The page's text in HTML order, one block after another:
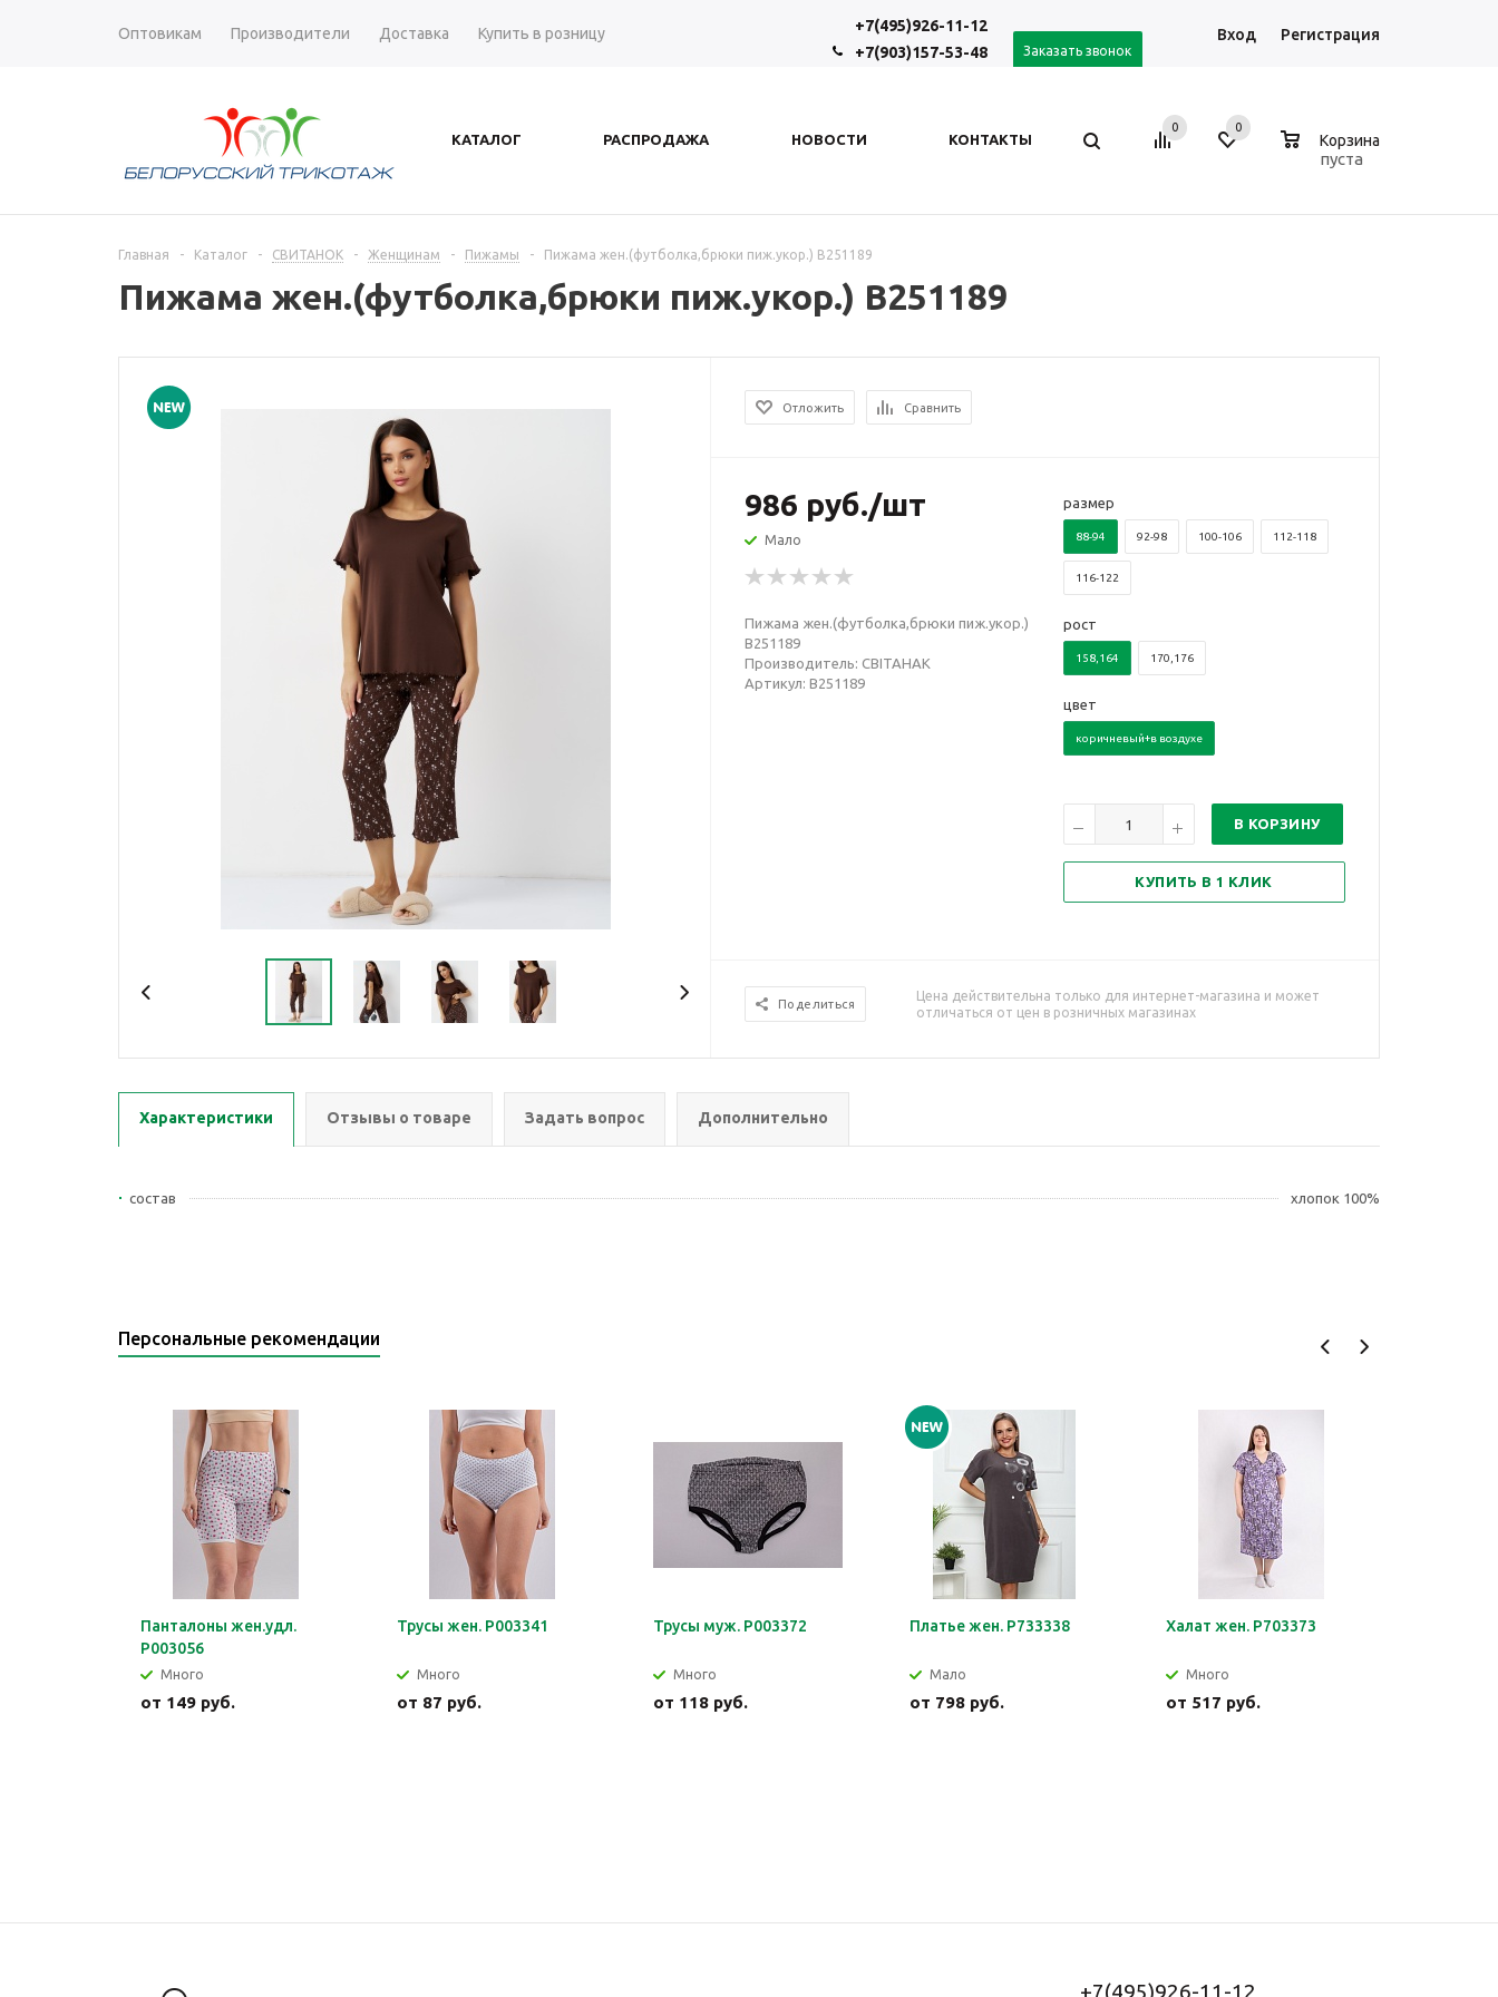
Оптовикам Производители Доставка Купить в розницу
+7(495)926-11-12
+7(903)157-53-48
Заказать звонок
Вход Регистрация
КАТАЛОГ РАСПРОДАЖА НОВОСТИ КОНТАКТЫ
0 0
Корзина
пуста
Главная - Каталог - СВИТАНОК - Женщинам - Пижамы - Пижама жен.(футболка,брюки пиж.укор.) В251189
Пижама жен.(футболка,брюки пиж.укор.) В251189
Отложить Сравнить
986 руб./шт
Мало
Пижама жен.(футболка,брюки пиж.укор.)
В251189
Производитель: СВIТАНАК
Артикул: В251189
размер
88-94 92-98 100-106 112-118
116-122
рост
158,164 170,176
цвет
коричневый+в воздухе
В КОРЗИНУ
КУПИТЬ В 1 КЛИК
Поделиться
Цена действительна только для интернет-магазина и может
отличаться от цен в розничных магазинах
Характеристики Отзывы о товаре Задать вопрос Дополнительно
состав хлопок 100%
Персональные рекомендации
Панталоны жен.удл.
Р003056
Много
от 149 руб.
Трусы жен. Р003341
Много
от 87 руб.
Трусы муж. Р003372
Много
от 118 руб.
Платье жен. Р733338
Мало
от 798 руб.
Халат жен. Р703373
Много
от 517 руб.
+7(495)926-11-12